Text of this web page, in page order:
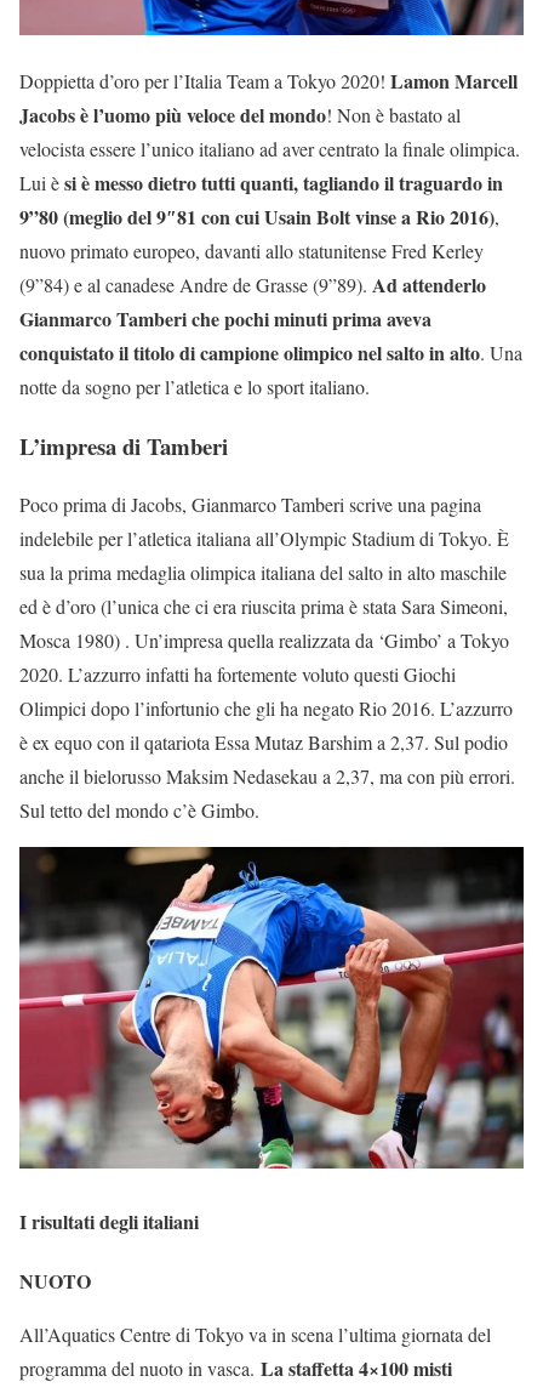
Doppietta d’oro per l’Italia Team a Tokyo 2020! Lamon Marcell
Jacobs è l’uomo più veloce del mondo! Non è bastato al
velocista essere l’unico italiano ad aver centrato la finale olimpica.
Lui èsi è messo dietro tutti quanti, tagliando il traguardo in
9”80 (meglio del 9″81 con cui Usain Bolt vinse a Rio 2016),
nuovo primato europeo, davanti allo statunitense Fred Kerley
(9”84) e al canadese Andre de Grasse (9”89). Ad attenderlo
Gianmarco Tamberi che pochi minuti prima aveva
conquistato il titolo di campione olimpico nel salto in alto. Una
notte da sogno per l’atletica e lo sport italiano.
L’impresa di Tamberi
Poco prima di Jacobs, Gianmarco Tamberi scrive una pagina
indelebile per l’atletica italiana all’Olympic Stadium di Tokyo. È
sua la prima medaglia olimpica italiana del salto in alto maschile
ed è d’oro (l’unica che ci era riuscita prima è stata Sara Simeoni,
Mosca 1980) . Un’impresa quella realizzata da ‘Gimbo’ a Tokyo
2020. L’azzurro infatti ha fortemente voluto questi Giochi
Olimpici dopo l’infortunio che gli ha negato Rio 2016. L’azzurro
è ex equo con il qatariota Essa Mutaz Barshim a 2,37. Sul podio
anche il bielorusso Maksim Nedasekau a 2,37, ma con più errori.
Sul tetto del mondo c’è Gimbo.
I risultati degli italiani
NUOTO
All’Aquatics Centre di Tokyo va in scena l’ultima giornata del
programma del nuoto in vasca. La staffetta 4×100 misti